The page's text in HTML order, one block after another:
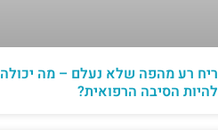
ריח רע מהפה שלא נעלם – מה יכולה
להיות הסיבה הרפואית?